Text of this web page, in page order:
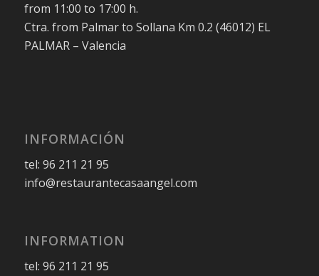
from 11:00 to 17:00 h.
Ctra. from Palmar to Sollana Km 0.2 (46012) EL
PALMAR – Valencia
INFORMACIÓN
tel: 96 211 21 95
info@restaurantecasaangel.com
INFORMATION
tel: 96 211 21 95